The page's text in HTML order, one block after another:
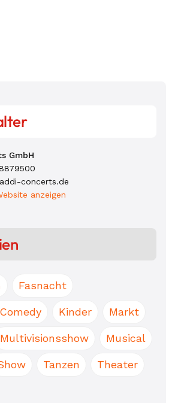
GmbH
concerts.de
anzeigen
Fasnacht
Kinder Markt
Multivisionsshow Musical
Tanzen Theater